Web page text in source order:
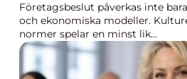
Företagsbeslut påverkas inte
och ekonomiska modeller.
normer spelar en minst lik...